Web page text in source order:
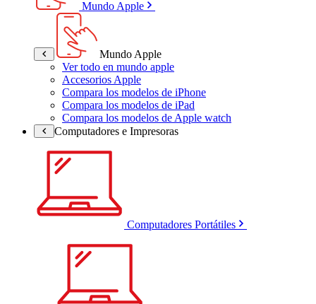
Mundo Apple
Mundo Apple
Ver todo en mundo apple
Accesorios Apple
Compara los modelos de iPhone
Compara los modelos de iPad
Compara los modelos de Apple watch
Computadores e Impresoras
Computadores Portátiles